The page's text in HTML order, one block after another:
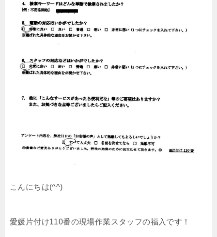
こんにちは(^^)
愛媛片付け110番の現場作業スタッフの福入です！